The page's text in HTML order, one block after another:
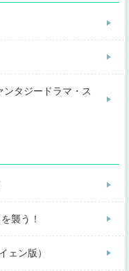
タジードラマ・ス
襲う！
ェン版）